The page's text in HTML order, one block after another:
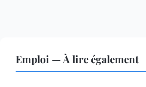
Emploi — À lire également